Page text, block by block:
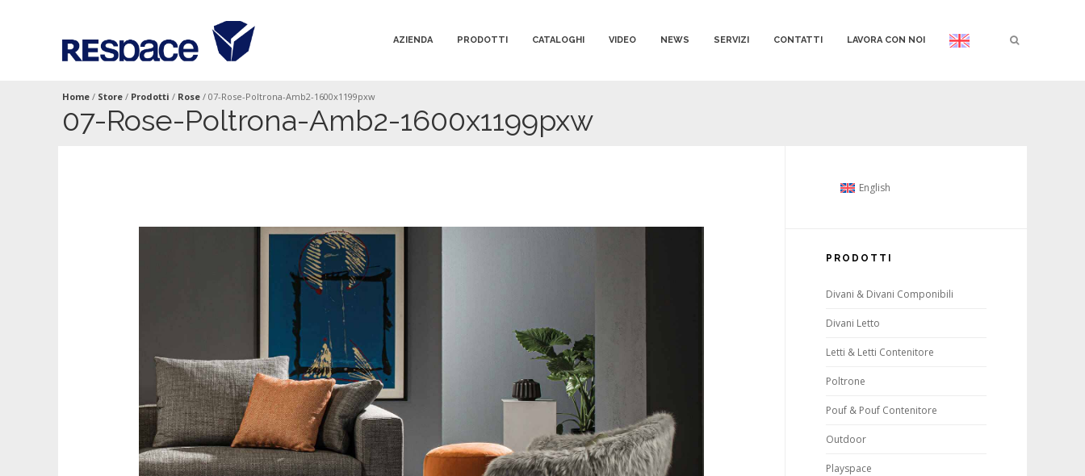
AZIENDA PRODOTTI CATALOGHI VIDEO NEWS SERVIZI CONTATTI LAVORA CON NOI
Home / Store / Prodotti / Rose / 07-Rose-Poltrona-Amb2-1600x1199pxw
07-Rose-Poltrona-Amb2-1600x1199pxw
English
PRODOTTI
Divani & Divani Componibili
Divani Letto
Letti & Letti Contenitore
Poltrone
Pouf & Pouf Contenitore
Outdoor
Playspace